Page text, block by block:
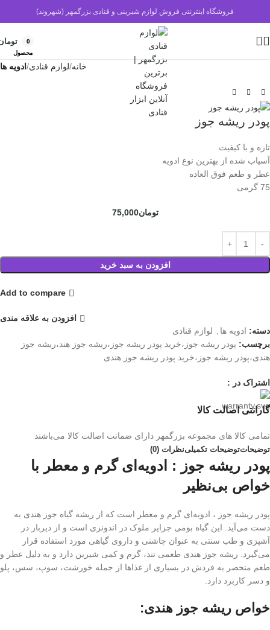
فروشگاه اینترنتی فروش لوازم شیرینی و قنادی بزرگمهر (شهروند)
0
محصول
خانه لوازم قنادی ادویه ها
پودر ریشه جوز
تازه و با کیفیت
آسیاب شده از بهترین نوع ادویه
عطر و طعم فوق العاده
75 گرمی
تومان75,000
افزودن به سبد خرید
Add to compare
افزودن به علاقه مندی
دسته: ادویه ها
لوازم قنادی
برچسب: پودر ریشه جوز،خرید پودر ریشه جوز،ریشه جوز هند،ریشه جوز
هندی،پودر ریشه جوز،خرید پودر ریشه جوز هندی
اشتراک در :
گارانتی اصالت کالا
تمامی کالا های مجموعه بزرگمهر دارای ضمانت اصالت کالا می‌باشند
توضیحاتتوضیحات تکمیلینظرات (0)
پودر ریشه جوز : ادویه‌ای گرم و معطر با
خواص بی‌نظیر
پودر ریشه جوز ، ادویه‌ای گرم و معطر است که از ریشه گیاه جوز هندی به
دست می‌آید. این گیاه بومی جزایر ملوک در اندونزی است و از دیرباز در
آشپزی و طب سنتی به عنوان چاشنی و داروی گیاهی مورد استفاده قرار
می‌گیرد. ریشه جوز هندی طعمی تند، گرم و کمی شیرین دارد و به دلیل عطر و
طعم منحصر به فردش در بسیاری از غذاها از جمله خورشت، سوپ، سس، پلو
و دسر کاربرد دارد.
خواص ریشه جوز هندی: